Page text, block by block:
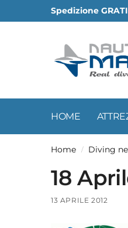
Spedizione
HOME
Home / Diving
18
13 APRILE 2012